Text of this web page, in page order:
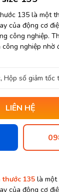
135 là một
của động cơ
công nghiệp.
nghiệp nhờ
, Hộp số giảm tốc
LIÊN HỆ
135 là một
của động cơ